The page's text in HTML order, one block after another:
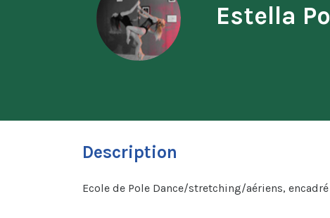
Estella
Description
Ecole de Pole Dance/stretching/aériens,